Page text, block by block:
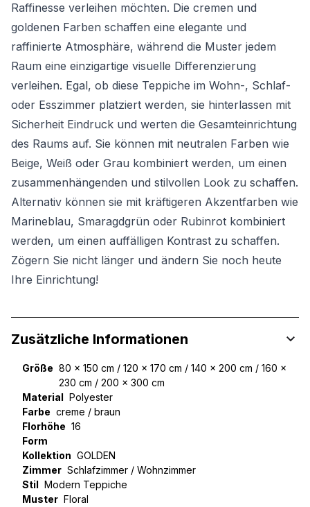
Raffinesse verleihen möchten. Die cremen und
goldenen Farben schaffen eine elegante und
raffinierte Atmosphäre, während die Muster jedem
Raum eine einzigartige visuelle Differenzierung
verleihen. Egal, ob diese Teppiche im Wohn-, Schlaf-
oder Esszimmer platziert werden, sie hinterlassen mit
Sicherheit Eindruck und werten die Gesamteinrichtung
des Raums auf. Sie können mit neutralen Farben wie
Beige, Weiß oder Grau kombiniert werden, um einen
zusammenhängenden und stilvollen Look zu schaffen.
Alternativ können sie mit kräftigeren Akzentfarben wie
Marineblau, Smaragdgrün oder Rubinrot kombiniert
werden, um einen auffälligen Kontrast zu schaffen.
Zögern Sie nicht länger und ändern Sie noch heute
Ihre Einrichtung!
Zusätzliche Informationen
Größe 80 x 150 cm / 120 x 170 cm / 140 x 200 cm / 160 x
230 cm / 200 x 300 cm
Material Polyester
Farbe creme / braun
Florhöhe 16
Form
Kollektion GOLDEN
Zimmer Schlafzimmer / Wohnzimmer
Stil Modern Teppiche
Muster Floral